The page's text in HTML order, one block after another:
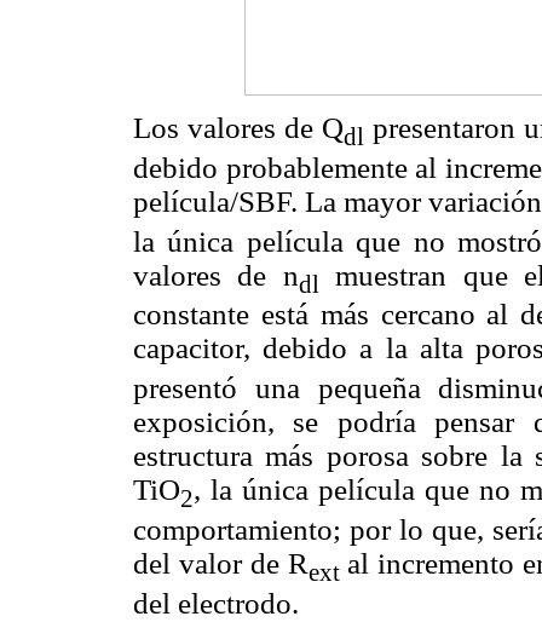
Los valores de Qdl presentaron
debido probablemente al
película/SBF. La mayor
la única película que no
valores de ndl
muestran que
constante está más cercano al
capacitor, debido a la alta
presentó una pequeña
exposición, se podría
estructura más porosa sobre
TiO2, la única película que no
comportamiento; por lo que,
del valor de Rextal incremento
del electrodo.